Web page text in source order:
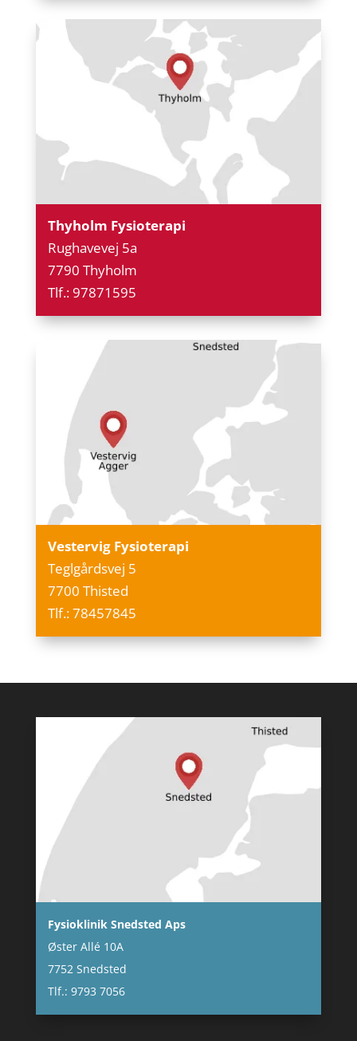
Thyholm Fysioterapi
Rughavevej 5a
7790 Thyholm
Tlf.: 97871595
Vestervig Fysioterapi
Teglgårdsvej 5
7700 Thisted
Tlf.: 78457845
Fysioklinik Snedsted Aps
Øster Allé 10A
7752 Snedsted
Tlf.: 9793 7056